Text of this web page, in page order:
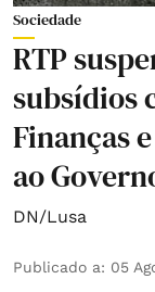
Sociedade
RTP
subsídios
Finanças
ao
DN/Lusa
Publicado a: 05